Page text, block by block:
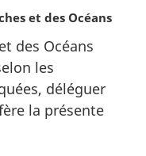
et des Océans
des Océans
les
déléguer
la présente